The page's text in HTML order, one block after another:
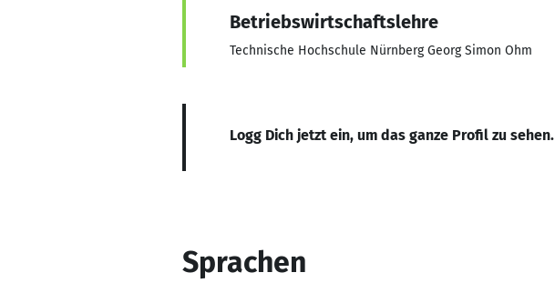
Betriebswirtschaftslehre
Technische Hochschule Nürnberg Georg Simon Ohm
Logg Dich jetzt ein, um das ganze Profil zu sehen.
Sprachen